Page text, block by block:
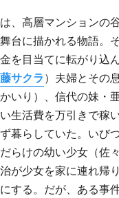
、高層マンションの
台に描かれる物語。
を目当てに転がり込
サクラ）夫婦とその
いり）、信代の妹・
生活費を万引きで稼
暮らしていた。いび
らけの幼い少女（佐
が少女を家に連れ帰
する。だが、ある事